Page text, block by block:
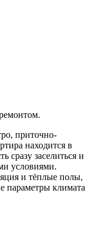
приточно-
находится в
сразу заселиться и
условиями.
и тёплые полы,
параметры климата